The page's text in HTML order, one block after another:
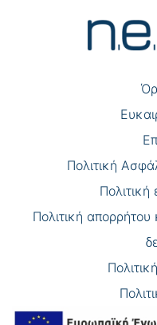
Πολιτική
Πολιτική
Πολιτική